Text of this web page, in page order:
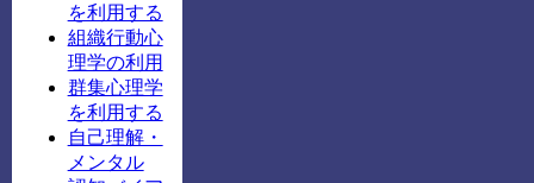
を利用する
組織行動心
理学の利用
群集心理学
を利用する
自己理解・
メンタル